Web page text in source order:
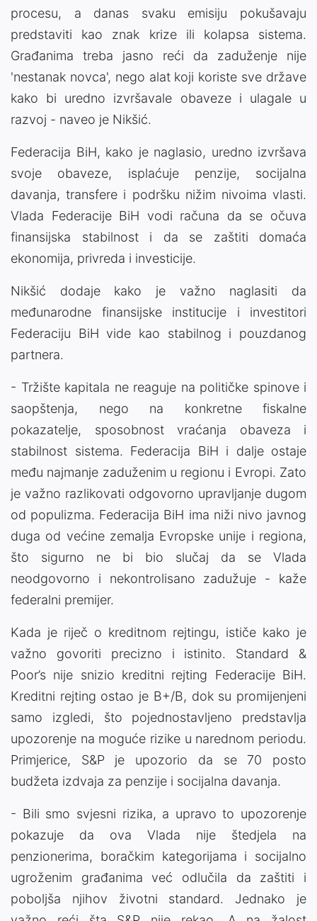
procesu, a danas svaku emisiju pokušavaju
predstaviti kao znak krize ili kolapsa sistema.
Građanima treba jasno reći da zaduženje nije
'nestanak novca', nego alat koji koriste sve države
kako bi uredno izvršavale obaveze i ulagale u
razvoj - naveo je Nikšić.
Federacija BiH, kako je naglasio, uredno izvršava
svoje obaveze, isplaćuje penzije, socijalna
davanja, transfere i podršku nižim nivoima vlasti.
Vlada Federacije BiH vodi računa da se očuva
finansijska stabilnost i da se zaštiti domaća
ekonomija, privreda i investicije.
Nikšić dodaje kako je važno naglasiti da
međunarodne finansijske institucije i investitori
Federaciju BiH vide kao stabilnog i pouzdanog
partnera.
- Tržište kapitala ne reaguje na političke spinove i
saopštenja, nego na konkretne fiskalne
pokazatelje, sposobnost vraćanja obaveza i
stabilnost sistema. Federacija BiH i dalje ostaje
među najmanje zaduženim u regionu i Evropi. Zato
je važno razlikovati odgovorno upravljanje dugom
od populizma. Federacija BiH ima niži nivo javnog
duga od većine zemalja Evropske unije i regiona,
što sigurno ne bi bio slučaj da se Vlada
neodgovorno i nekontrolisano zadužuje - kaže
federalni premijer.
Kada je riječ o kreditnom rejtingu, ističe kako je
važno govoriti precizno i istinito. Standard &
Poor’s nije snizio kreditni rejting Federacije BiH.
Kreditni rejting ostao je B+/B, dok su promijenjeni
samo izgledi, što pojednostavljeno predstavlja
upozorenje na moguće rizike u narednom periodu.
Primjerice, S&P je upozorio da se 70 posto
budžeta izdvaja za penzije i socijalna davanja.
- Bili smo svjesni rizika, a upravo to upozorenje
pokazuje da ova Vlada nije štedjela na
penzionerima, boračkim kategorijama i socijalno
ugroženim građanima već odlučila da zaštiti i
poboljša njihov životni standard. Jednako je